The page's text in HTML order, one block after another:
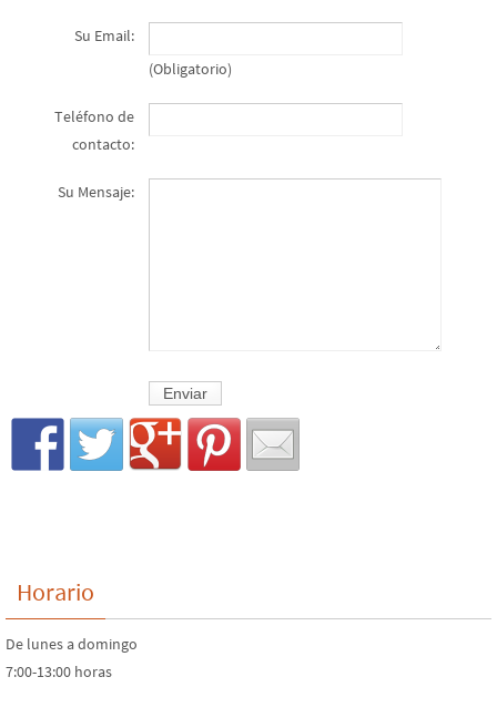
Su Email:
(Obligatorio)
Teléfono de
contacto:
Su Mensaje:
Horario
De lunes a domingo
7:00-13:00 horas